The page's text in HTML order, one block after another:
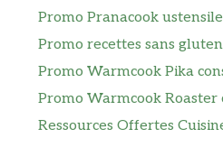
Promo Pranacook
Promo recettes sans
Promo Warmcook Pika
Promo Warmcook Roaster
Ressources Offertes